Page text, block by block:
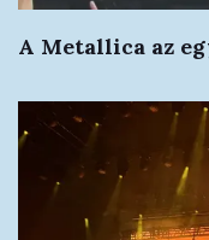
A Metallica az